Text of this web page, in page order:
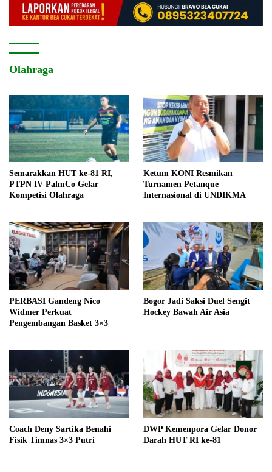
Olahraga
Semarakkan HUT ke-81 RI,
PTPN IV PalmCo Gelar
Kompetisi Olahraga
Ketum KONI Resmikan
Turnamen Petanque
Internasional di UNDIKMA
PERBASI Gandeng Nico
Widmer Perkuat
Pengembangan Basket 3×3
Bogor Jadi Saksi Duel Sengit
Hockey Bawah Air Asia
Coach Deny Sartika Benahi
Fisik Timnas 3×3 Putri
DWP Kemenpora Gelar Donor
Darah HUT RI ke-81